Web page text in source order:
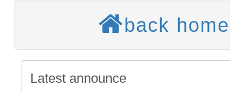
師生本土語及新住民語歌
轉知：「桃園市115學年
實施要點」
轉知：「115年金融知識
法」
轉知臺中市政府政風處製
back home